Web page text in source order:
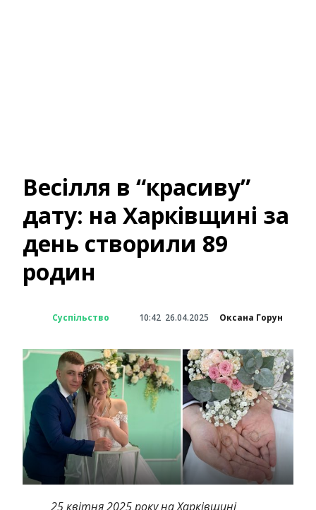
Весілля в “красиву”
дату: на Харківщині за
день створили 89
родин
Суспільство 10:42 26.04.2025 Оксана Горун
25 квітня 2025 року на Харківщині